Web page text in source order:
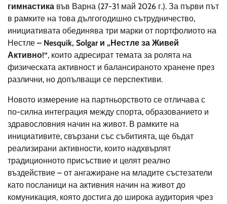
гимнастика във Варна (27-31 май 2026 г.). За първи път
в рамките на това дългогодишно сътрудничество,
инициативата обединява три марки от портфолиото на
Нестле – Nesquik, Solgar и „Нестле за Живей
Активно!“, които адресират темата за ролята на
физическата активност и балансираното хранене през
различни, но допълващи се перспективи.
Новото измерение на партньорството се отличава с
по-силна интеграция между спорта, образованието и
здравословния начин на живот. В рамките на
инициативите, свързани със събитията, ще бъдат
реализирани активности, които надхвърлят
традиционното присъствие и целят реално
въздействие – от ангажиране на младите състезатели
като посланици на активния начин на живот до
комуникация, която достига до широка аудитория чрез